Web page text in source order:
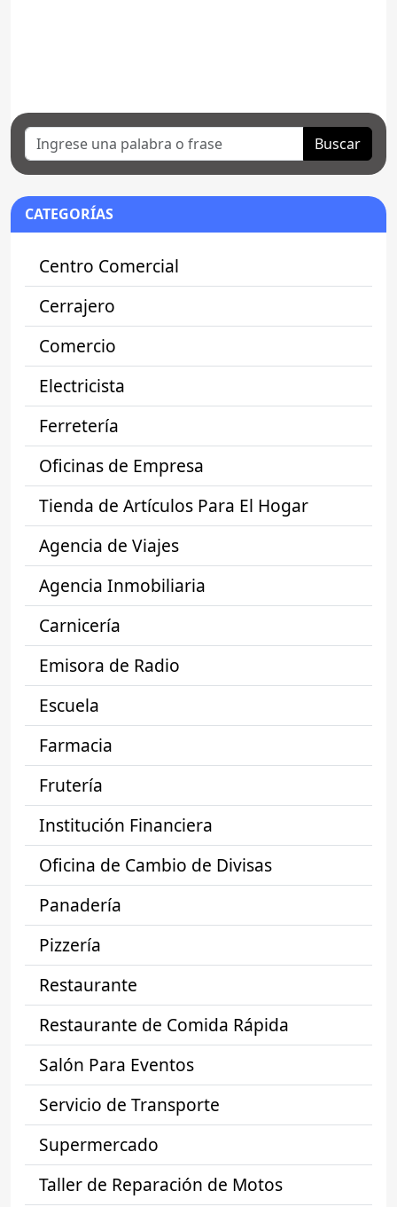
Buscar
CATEGORÍAS
Centro Comercial
Cerrajero
Comercio
Electricista
Ferretería
Oficinas de Empresa
Tienda de Artículos Para El Hogar
Agencia de Viajes
Agencia Inmobiliaria
Carnicería
Emisora de Radio
Escuela
Farmacia
Frutería
Institución Financiera
Oficina de Cambio de Divisas
Panadería
Pizzería
Restaurante
Restaurante de Comida Rápida
Salón Para Eventos
Servicio de Transporte
Supermercado
Taller de Reparación de Motos